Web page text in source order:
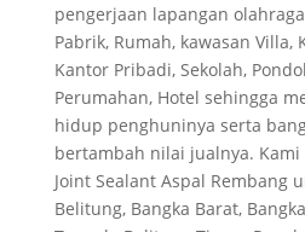
pengerjaan lapangan
Pabrik, Rumah, kawasan
Kantor Pribadi, Sekolah,
Perumahan, Hotel sehingga
hidup penghuninya serta
bertambah nilai jualnya.
Joint Sealant Aspal Rembang
Belitung, Bangka Barat,